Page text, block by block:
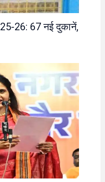
26: 67 नई दुकानें,